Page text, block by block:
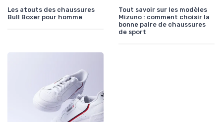
Les atouts des chaussures
Bull Boxer pour homme
Tout savoir sur les modèles
Mizuno : comment choisir la
bonne paire de chaussures
de sport